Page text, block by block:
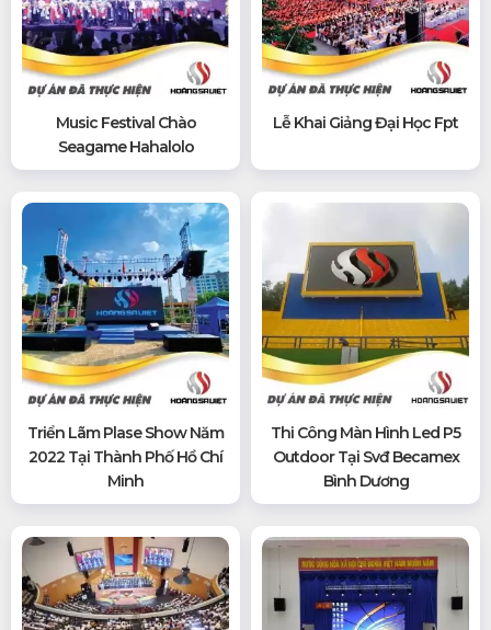
Music Festival Chào
Seagame Hahalolo
Lễ Khai Giảng Đại Học Fpt
Triển Lãm Plase Show Năm
2022 Tại Thành Phố Hồ Chí
Minh
Thi Công Màn Hình Led P5
Outdoor Tại Svđ Becamex
Bình Dương